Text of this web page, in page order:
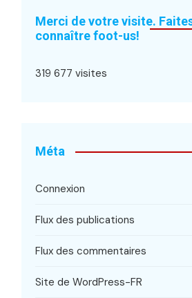
Merci de votre visite.
connaître foot-us!
319 677 visites
Méta
Connexion
Flux des publications
Flux des commentaires
Site de WordPress-FR